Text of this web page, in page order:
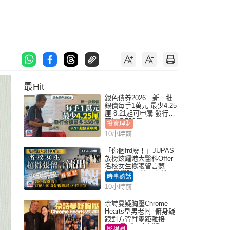
最Hit
銀色債券2026｜新一批
銀債每手1萬元 最少4.25
厘 8.21起可申購 發行金
額最多550億
投資理財
10小時前
「你個frd廢！」JUPAS
放榜炫耀港大醫科Offer
名校女生囂張留言惹眾
怒 醫學院澄清：宣稱
「40.5分獲錄取」不符事
實｜Juicy叮
時事熱話
10小時前
佘詩曼疑胸壓Chrome
Hearts型男老闆 俯身疑
跟對方背脊零距離接觸
網民驚呼：企側邊唔